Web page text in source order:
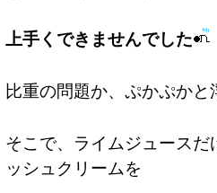
上手くできませんでした
比重の問題か、ぷかぷかと
そこで、ライムジュースだ
ッシュクリームを